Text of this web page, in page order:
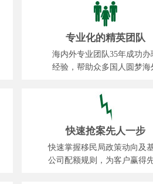
专业化的精英团队
海内外专业团队35年成功办
经验，帮助众多国人圆梦海
快速抢案先人一步
快速掌握移民局政策动向及
公司配额规则，为客户赢得